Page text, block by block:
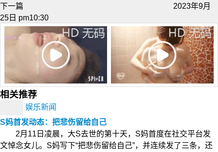
下一篇
2023年9月
25日 pm10:30
相关推荐
娱乐新闻
S妈首发动态：把悲伤留给自己
2月11日凌晨，大S去世的第十天，S妈首度在社交平台发
文悼念女儿。S妈写下“把悲伤留给自己”，并连续发了三条，还